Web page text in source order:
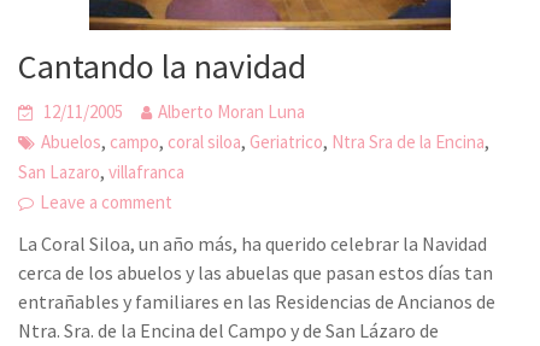
Cantando la navidad
12/11/2005
Alberto Moran Luna
Abuelos, campo, coral siloa, Geriatrico, Ntra Sra de la Encina,
San Lazaro,villafranca
Leave a comment
La Coral Siloa, un año más, ha querido celebrar la Navidad
cerca de los abuelos y las abuelas que pasan estos días tan
entrañables y familiares en las Residencias de Ancianos de
Ntra. Sra. de la Encina del Campo y de San Lázaro de